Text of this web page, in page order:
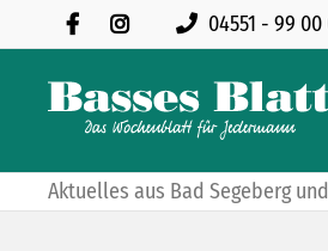
04551 - 99 00
Aktuelles aus Bad Segeberg
AM